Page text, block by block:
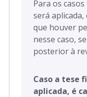
Para os
será aplicada,
que houver
nesse caso,
posterior à
Caso a tese
aplicada, é